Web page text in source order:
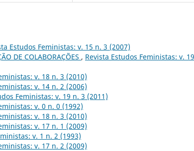
Estudos Feministas: v. 15 n. 3 (2007)
DE COLABORAÇÕES , Revista Estudos Feministas: v.
v. 18 n. 3 (2010)
v. 14 n. 2 (2006)
Feministas: v. 19 n. 3 (2011)
v. 0 n. 0 (1992)
v. 18 n. 3 (2010)
v. 17 n. 1 (2009)
v. 1 n. 2 (1993)
v. 17 n. 2 (2009)